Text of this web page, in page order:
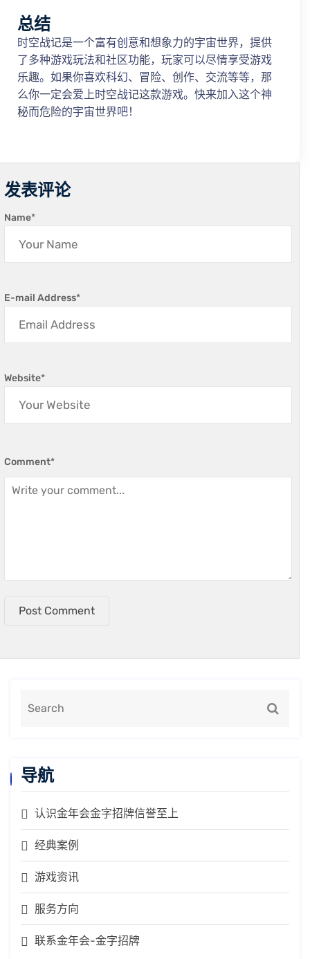
总结
时空战记是一个富有创意和想象力的宇宙世界，提供
了多种游戏玩法和社区功能，玩家可以尽情享受游戏
乐趣。如果你喜欢科幻、冒险、创作、交流等等，那
么你一定会爱上时空战记这款游戏。快来加入这个神
秘而危险的宇宙世界吧！
发表评论
Name*
E-mail Address*
Website*
Comment*
Post Comment
导航
认识金年会金字招牌信誉至上
经典案例
游戏资讯
服务方向
联系金年会-金字招牌